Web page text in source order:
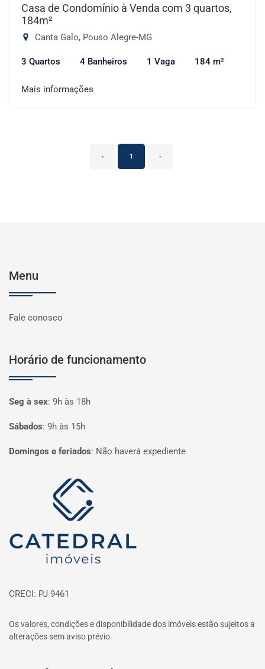
Casa de Condomínio à Venda com 3 quartos,
184m²
Canta Galo, Pouso Alegre-MG
3 Quartos 4 Banheiros 1 Vaga 184 m²
Mais informações
‹ 1 ›
Menu
Fale conosco
Horário de funcionamento
Seg à sex: 9h às 18h
Sábados: 9h às 15h
Domingos e feriados: Não haverá expediente
Página inicial
CRECI: PJ 9461
Os valores, condições e disponibilidade dos imóveis estão sujeitos a
alterações sem aviso prévio.